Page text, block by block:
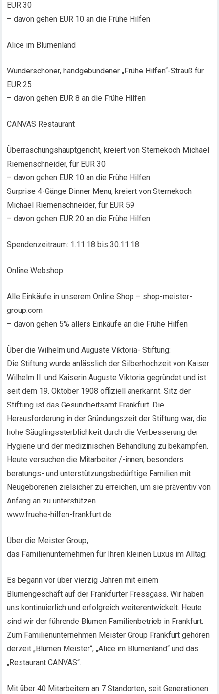
EUR 30
– davon gehen EUR 10 an die Frühe Hilfen
Alice im Blumenland
Wunderschöner, handgebundener „Frühe Hilfen“-Strauß für
EUR 25
– davon gehen EUR 8 an die Frühe Hilfen
CANVAS Restaurant
Überraschungshauptgericht, kreiert von Sternekoch Michael
Riemenschneider, für EUR 30
– davon gehen EUR 10 an die Frühe Hilfen
Surprise 4-Gänge Dinner Menu, kreiert von Sternekoch
Michael Riemenschneider, für EUR 59
– davon gehen EUR 20 an die Frühe Hilfen
Spendenzeitraum: 1.11.18 bis 30.11.18
Online Webshop
Alle Einkäufe in unserem Online Shop – shop-meister-
group.com
– davon gehen 5% allers Einkäufe an die Frühe Hilfen
Über die Wilhelm und Auguste Viktoria- Stiftung:
Die Stiftung wurde anlässlich der Silberhochzeit von Kaiser
Wilhelm II. und Kaiserin Auguste Viktoria gegründet und ist
seit dem 19. Oktober 1908 offiziell anerkannt. Sitz der
Stiftung ist das Gesundheitsamt Frankfurt. Die
Herausforderung in der Gründungszeit der Stiftung war, die
hohe Säuglingssterblichkeit durch die Verbesserung der
Hygiene und der medizinischen Behandlung zu bekämpfen.
Heute versuchen die Mitarbeiter /-innen, besonders
beratungs- und unterstützungsbedürftige Familien mit
Neugeborenen zielsicher zu erreichen, um sie präventiv von
Anfang an zu unterstützen.
www.fruehe-hilfen-frankfurt.de
Über die Meister Group,
das Familienunternehmen für Ihren kleinen Luxus im Alltag:
Es begann vor über vierzig Jahren mit einem
Blumengeschäft auf der Frankfurter Fressgass. Wir haben
uns kontinuierlich und erfolgreich weiterentwickelt. Heute
sind wir der führende Blumen Familienbetrieb in Frankfurt.
Zum Familienunternehmen Meister Group Frankfurt gehören
derzeit „Blumen Meister“, „Alice im Blumenland“ und das
„Restaurant CANVAS“.
Mit über 40 Mitarbeitern an 7 Standorten, seit Generationen